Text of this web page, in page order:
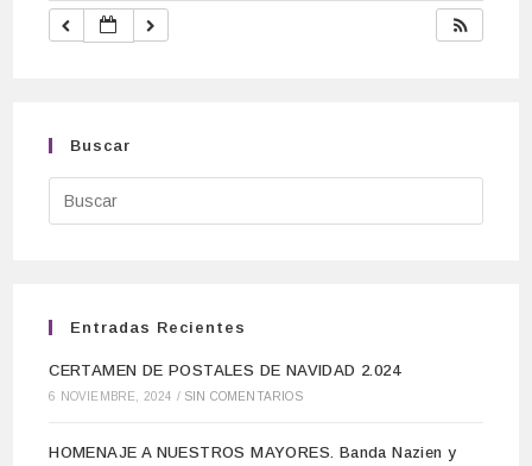
Buscar
Entradas Recientes
CERTAMEN DE POSTALES DE NAVIDAD 2.024
6 NOVIEMBRE, 2024 / SIN COMENTARIOS
HOMENAJE A NUESTROS MAYORES. Banda Nazien y